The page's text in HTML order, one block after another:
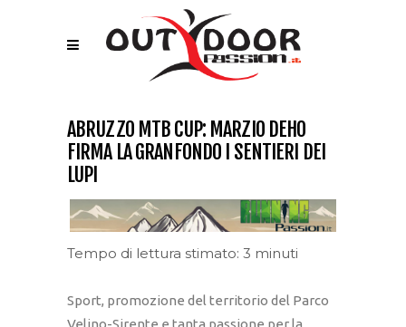
ABRUZZO MTB CUP: MARZIO DEHO
FIRMA LA GRANFONDO I SENTIERI DEI
LUPI
Tempo di lettura stimato: 3 minuti
Sport, promozione del territorio del Parco